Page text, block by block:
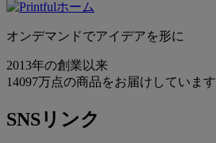
オンデマンドでアイデアを形に
2013年の創業以来
14097万点の商品をお届けしています
SNSリンク